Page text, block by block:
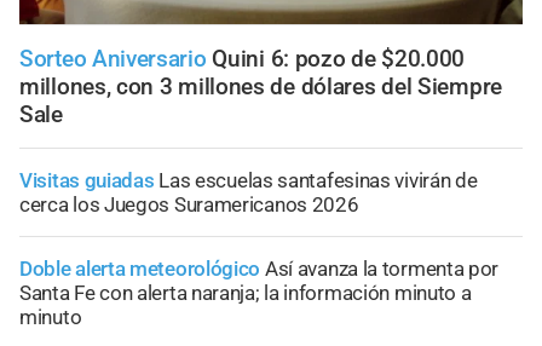
Sorteo Aniversario Quini 6: pozo de $20.000
millones, con 3 millones de dólares del Siempre
Sale
Visitas guiadas Las escuelas santafesinas vivirán de
cerca los Juegos Suramericanos 2026
Doble alerta meteorológico Así avanza la tormenta por
Santa Fe con alerta naranja; la información minuto a
minuto